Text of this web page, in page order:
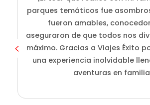
parques temáticos fue
fueron amables,
aseguraron de que todos nos
máximo. Gracias a Viajes Éxito
una experiencia inolvidable
aventuras en familia